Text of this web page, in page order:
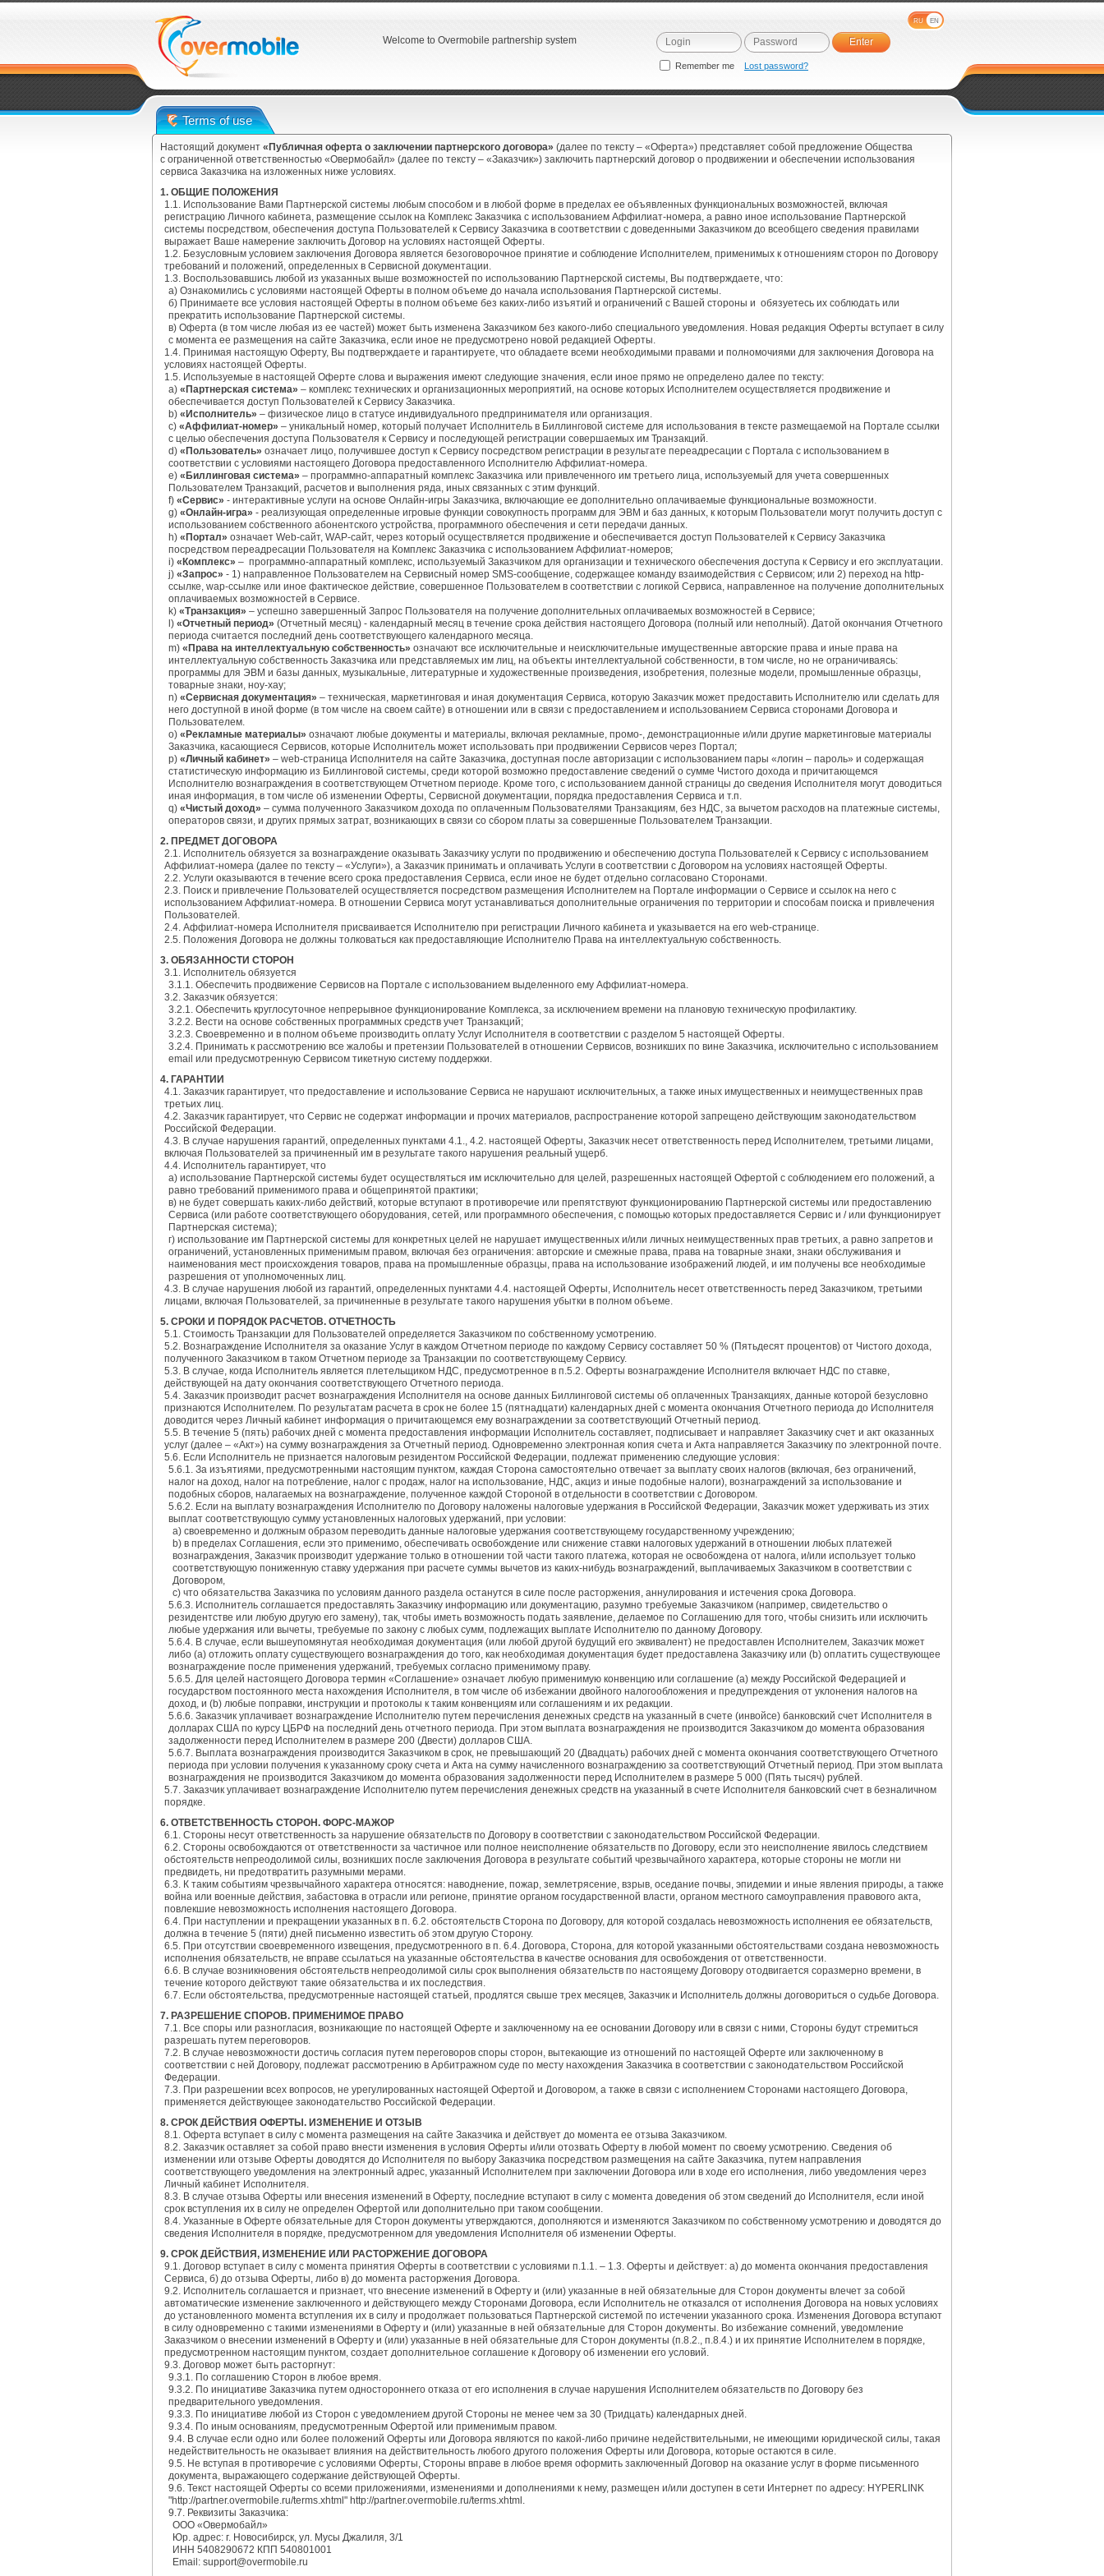
Welcome to Overmobile partnership system
Remember me Lost password?
RU EN
Terms of use
Настоящий документ «Публичная оферта о заключении партнерского договора» (далее по тексту – «Оферта») представляет собой предложение Общества
с ограниченной ответственностью «Овермобайл» (далее по тексту – «Заказчик») заключить партнерский договор о продвижении и обеспечении использования
сервиса Заказчика на изложенных ниже условиях.
1. ОБЩИЕ ПОЛОЖЕНИЯ
1.1. Использование Вами Партнерской системы любым способом и в любой форме в пределах ее объявленных функциональных возможностей, включая
регистрацию Личного кабинета, размещение ссылок на Комплекс Заказчика с использованием Аффилиат-номера, а равно иное использование Партнерской
системы посредством, обеспечения доступа Пользователей к Сервису Заказчика в соответствии с доведенными Заказчиком до всеобщего сведения правилами
выражает Ваше намерение заключить Договор на условиях настоящей Оферты.
1.2. Безусловным условием заключения Договора является безоговорочное принятие и соблюдение Исполнителем, применимых к отношениям сторон по Договору
требований и положений, определенных в Сервисной документации.
1.3. Воспользовавшись любой из указанных выше возможностей по использованию Партнерской системы, Вы подтверждаете, что:
а) Ознакомились с условиями настоящей Оферты в полном объеме до начала использования Партнерской системы.
б) Принимаете все условия настоящей Оферты в полном объеме без каких-либо изъятий и ограничений с Вашей стороны и обязуетесь их соблюдать или
прекратить использование Партнерской системы.
в) Оферта (в том числе любая из ее частей) может быть изменена Заказчиком без какого-либо специального уведомления. Новая редакция Оферты вступает в силу
с момента ее размещения на сайте Заказчика, если иное не предусмотрено новой редакцией Оферты.
1.4. Принимая настоящую Оферту, Вы подтверждаете и гарантируете, что обладаете всеми необходимыми правами и полномочиями для заключения Договора на
условиях настоящей Оферты.
1.5. Используемые в настоящей Оферте слова и выражения имеют следующие значения, если иное прямо не определено далее по тексту:
а) «Партнерская система» – комплекс технических и организационных мероприятий, на основе которых Исполнителем осуществляется продвижение и
обеспечивается доступ Пользователей к Сервису Заказчика.
b) «Исполнитель» – физическое лицо в статусе индивидуального предпринимателя или организация.
c) «Аффилиат-номер» – уникальный номер, который получает Исполнитель в Биллинговой системе для использования в тексте размещаемой на Портале ссылки
с целью обеспечения доступа Пользователя к Сервису и последующей регистрации совершаемых им Транзакций.
d) «Пользователь» означает лицо, получившее доступ к Сервису посредством регистрации в результате переадресации с Портала с использованием в
соответствии с условиями настоящего Договора предоставленного Исполнителю Аффилиат-номера.
e) «Биллинговая система» – программно-аппаратный комплекс Заказчика или привлеченного им третьего лица, используемый для учета совершенных
Пользователем Транзакций, расчетов и выполнения ряда, иных связанных с этим функций.
f) «Сервис» - интерактивные услуги на основе Онлайн-игры Заказчика, включающие ее дополнительно оплачиваемые функциональные возможности.
g) «Онлайн-игра» - реализующая определенные игровые функции совокупность программ для ЭВМ и баз данных, к которым Пользователи могут получить доступ с
использованием собственного абонентского устройства, программного обеспечения и сети передачи данных.
h) «Портал» означает Web-сайт, WAP-сайт, через который осуществляется продвижение и обеспечивается доступ Пользователей к Сервису Заказчика
посредством переадресации Пользователя на Комплекс Заказчика с использованием Аффилиат-номеров;
i) «Комплекс» – программно-аппаратный комплекс, используемый Заказчиком для организации и технического обеспечения доступа к Сервису и его эксплуатации.
j) «Запрос» - 1) направленное Пользователем на Сервисный номер SMS-сообщение, содержащее команду взаимодействия с Сервисом; или 2) переход на http-
ссылке, wap-ссылке или иное фактическое действие, совершенное Пользователем в соответствии с логикой Сервиса, направленное на получение дополнительных
оплачиваемых возможностей в Сервисе.
k) «Транзакция» – успешно завершенный Запрос Пользователя на получение дополнительных оплачиваемых возможностей в Сервисе;
l) «Отчетный период» (Отчетный месяц) - календарный месяц в течение срока действия настоящего Договора (полный или неполный). Датой окончания Отчетного
периода считается последний день соответствующего календарного месяца.
m) «Права на интеллектуальную собственность» означают все исключительные и неисключительные имущественные авторские права и иные права на
интеллектуальную собственность Заказчика или представляемых им лиц, на объекты интеллектуальной собственности, в том числе, но не ограничиваясь:
программы для ЭВМ и базы данных, музыкальные, литературные и художественные произведения, изобретения, полезные модели, промышленные образцы,
товарные знаки, ноу-хау;
n) «Сервисная документация» – техническая, маркетинговая и иная документация Сервиса, которую Заказчик может предоставить Исполнителю или сделать для
него доступной в иной форме (в том числе на своем сайте) в отношении или в связи с предоставлением и использованием Сервиса сторонами Договора и
Пользователем.
o) «Рекламные материалы» означают любые документы и материалы, включая рекламные, промо-, демонстрационные и/или другие маркетинговые материалы
Заказчика, касающиеся Сервисов, которые Исполнитель может использовать при продвижении Сервисов через Портал;
p) «Личный кабинет» – web-страница Исполнителя на сайте Заказчика, доступная после авторизации с использованием пары «логин – пароль» и содержащая
статистическую информацию из Биллинговой системы, среди которой возможно предоставление сведений о сумме Чистого дохода и причитающемся
Исполнителю вознаграждения в соответствующем Отчетном периоде. Кроме того, с использованием данной страницы до сведения Исполнителя могут доводиться
иная информация, в том числе об изменении Оферты, Сервисной документации, порядка предоставления Сервиса и т.п.
q) «Чистый доход» – сумма полученного Заказчиком дохода по оплаченным Пользователями Транзакциям, без НДС, за вычетом расходов на платежные системы,
операторов связи, и других прямых затрат, возникающих в связи со сбором платы за совершенные Пользователем Транзакции.
2. ПРЕДМЕТ ДОГОВОРА
2.1. Исполнитель обязуется за вознаграждение оказывать Заказчику услуги по продвижению и обеспечению доступа Пользователей к Сервису с использованием
Аффилиат-номера (далее по тексту – «Услуги»), а Заказчик принимать и оплачивать Услуги в соответствии с Договором на условиях настоящей Оферты.
2.2. Услуги оказываются в течение всего срока предоставления Сервиса, если иное не будет отдельно согласовано Сторонами.
2.3. Поиск и привлечение Пользователей осуществляется посредством размещения Исполнителем на Портале информации о Сервисе и ссылок на него с
использованием Аффилиат-номера. В отношении Сервиса могут устанавливаться дополнительные ограничения по территории и способам поиска и привлечения
Пользователей.
2.4. Аффилиат-номера Исполнителя присваивается Исполнителю при регистрации Личного кабинета и указывается на его web-странице.
2.5. Положения Договора не должны толковаться как предоставляющие Исполнителю Права на интеллектуальную собственность.
3. ОБЯЗАННОСТИ СТОРОН
3.1. Исполнитель обязуется
3.1.1. Обеспечить продвижение Сервисов на Портале с использованием выделенного ему Аффилиат-номера.
3.2. Заказчик обязуется:
3.2.1. Обеспечить круглосуточное непрерывное функционирование Комплекса, за исключением времени на плановую техническую профилактику.
3.2.2. Вести на основе собственных программных средств учет Транзакций;
3.2.3. Своевременно и в полном объеме производить оплату Услуг Исполнителя в соответствии с разделом 5 настоящей Оферты.
3.2.4. Принимать к рассмотрению все жалобы и претензии Пользователей в отношении Сервисов, возникших по вине Заказчика, исключительно с использованием
email или предусмотренную Сервисом тикетную систему поддержки.
4. ГАРАНТИИ
4.1. Заказчик гарантирует, что предоставление и использование Сервиса не нарушают исключительных, а также иных имущественных и неимущественных прав
третьих лиц.
4.2. Заказчик гарантирует, что Сервис не содержат информации и прочих материалов, распространение которой запрещено действующим законодательством
Российской Федерации.
4.3. В случае нарушения гарантий, определенных пунктами 4.1., 4.2. настоящей Оферты, Заказчик несет ответственность перед Исполнителем, третьими лицами,
включая Пользователей за причиненный им в результате такого нарушения реальный ущерб.
4.4. Исполнитель гарантирует, что
a) использование Партнерской системы будет осуществляться им исключительно для целей, разрешенных настоящей Офертой с соблюдением его положений, а
равно требований применимого права и общепринятой практики;
в) не будет совершать каких-либо действий, которые вступают в противоречие или препятствуют функционированию Партнерской системы или предоставлению
Сервиса (или работе соответствующего оборудования, сетей, или программного обеспечения, с помощью которых предоставляется Сервис и / или функционирует
Партнерская система);
г) использование им Партнерской системы для конкретных целей не нарушает имущественных и/или личных неимущественных прав третьих, а равно запретов и
ограничений, установленных применимым правом, включая без ограничения: авторские и смежные права, права на товарные знаки, знаки обслуживания и
наименования мест происхождения товаров, права на промышленные образцы, права на использование изображений людей, и им получены все необходимые
разрешения от уполномоченных лиц.
4.3. В случае нарушения любой из гарантий, определенных пунктами 4.4. настоящей Оферты, Исполнитель несет ответственность перед Заказчиком, третьими
лицами, включая Пользователей, за причиненные в результате такого нарушения убытки в полном объеме.
5. СРОКИ И ПОРЯДОК РАСЧЕТОВ. ОТЧЕТНОСТЬ
5.1. Стоимость Транзакции для Пользователей определяется Заказчиком по собственному усмотрению.
5.2. Вознаграждение Исполнителя за оказание Услуг в каждом Отчетном периоде по каждому Сервису составляет 50 % (Пятьдесят процентов) от Чистого дохода,
полученного Заказчиком в таком Отчетном периоде за Транзакции по соответствующему Сервису.
5.3. В случае, когда Исполнитель является плетельщиком НДС, предусмотренное в п.5.2. Оферты вознаграждение Исполнителя включает НДС по ставке,
действующей на дату окончания соответствующего Отчетного периода.
5.4. Заказчик производит расчет вознаграждения Исполнителя на основе данных Биллинговой системы об оплаченных Транзакциях, данные которой безусловно
признаются Исполнителем. По результатам расчета в срок не более 15 (пятнадцати) календарных дней с момента окончания Отчетного периода до Исполнителя
доводится через Личный кабинет информация о причитающемся ему вознаграждении за соответствующий Отчетный период.
5.5. В течение 5 (пять) рабочих дней с момента предоставления информации Исполнитель составляет, подписывает и направляет Заказчику счет и акт оказанных
услуг (далее – «Акт») на сумму вознаграждения за Отчетный период. Одновременно электронная копия счета и Акта направляется Заказчику по электронной почте.
5.6. Если Исполнитель не признается налоговым резидентом Российской Федерации, подлежат применению следующие условия:
5.6.1. За изъятиями, предусмотренными настоящим пунктом, каждая Сторона самостоятельно отвечает за выплату своих налогов (включая, без ограничений,
налог на доход, налог на потребление, налог с продаж, налог на использование, НДС, акциз и иные подобные налоги), вознаграждений за использование и
подобных сборов, налагаемых на вознаграждение, полученное каждой Стороной в отдельности в соответствии с Договором.
5.6.2. Если на выплату вознаграждения Исполнителю по Договору наложены налоговые удержания в Российской Федерации, Заказчик может удерживать из этих
выплат соответствующую сумму установленных налоговых удержаний, при условии:
а) своевременно и должным образом переводить данные налоговые удержания соответствующему государственному учреждению;
b) в пределах Соглашения, если это применимо, обеспечивать освобождение или снижение ставки налоговых удержаний в отношении любых платежей
вознаграждения, Заказчик производит удержание только в отношении той части такого платежа, которая не освобождена от налога, и/или использует только
соответствующую пониженную ставку удержания при расчете суммы вычетов из каких-нибудь вознаграждений, выплачиваемых Заказчиком в соответствии с
Договором,
c) что обязательства Заказчика по условиям данного раздела останутся в силе после расторжения, аннулирования и истечения срока Договора.
5.6.3. Исполнитель соглашается предоставлять Заказчику информацию или документацию, разумно требуемые Заказчиком (например, свидетельство о
резидентстве или любую другую его замену), так, чтобы иметь возможность подать заявление, делаемое по Соглашению для того, чтобы снизить или исключить
любые удержания или вычеты, требуемые по закону с любых сумм, подлежащих выплате Исполнителю по данному Договору.
5.6.4. В случае, если вышеупомянутая необходимая документация (или любой другой будущий его эквивалент) не предоставлен Исполнителем, Заказчик может
либо (а) отложить оплату существующего вознаграждения до того, как необходимая документация будет предоставлена Заказчику или (b) оплатить существующее
вознаграждение после применения удержаний, требуемых согласно применимому праву.
5.6.5. Для целей настоящего Договора термин «Соглашение» означает любую применимую конвенцию или соглашение (a) между Российской Федерацией и
государством постоянного места нахождения Исполнителя, в том числе об избежании двойного налогообложения и предупреждения от уклонения налогов на
доход, и (b) любые поправки, инструкции и протоколы к таким конвенциям или соглашениям и их редакции.
5.6.6. Заказчик уплачивает вознаграждение Исполнителю путем перечисления денежных средств на указанный в счете (инвойсе) банковский счет Исполнителя в
долларах США по курсу ЦБРФ на последний день отчетного периода. При этом выплата вознаграждения не производится Заказчиком до момента образования
задолженности перед Исполнителем в размере 200 (Двести) долларов США.
5.6.7. Выплата вознаграждения производится Заказчиком в срок, не превышающий 20 (Двадцать) рабочих дней с момента окончания соответствующего Отчетного
периода при условии получения к указанному сроку счета и Акта на сумму начисленного вознаграждению за соответствующий Отчетный период. При этом выплата
вознаграждения не производится Заказчиком до момента образования задолженности перед Исполнителем в размере 5 000 (Пять тысяч) рублей.
5.7. Заказчик уплачивает вознаграждение Исполнителю путем перечисления денежных средств на указанный в счете Исполнителя банковский счет в безналичном
порядке.
6. ОТВЕТСТВЕННОСТЬ СТОРОН. ФОРС-МАЖОР
6.1. Стороны несут ответственность за нарушение обязательств по Договору в соответствии с законодательством Российской Федерации.
6.2. Стороны освобождаются от ответственности за частичное или полное неисполнение обязательств по Договору, если это неисполнение явилось следствием
обстоятельств непреодолимой силы, возникших после заключения Договора в результате событий чрезвычайного характера, которые стороны не могли ни
предвидеть, ни предотвратить разумными мерами.
6.3. К таким событиям чрезвычайного характера относятся: наводнение, пожар, землетрясение, взрыв, оседание почвы, эпидемии и иные явления природы, а также
война или военные действия, забастовка в отрасли или регионе, принятие органом государственной власти, органом местного самоуправления правового акта,
повлекшие невозможность исполнения настоящего Договора.
6.4. При наступлении и прекращении указанных в п. 6.2. обстоятельств Сторона по Договору, для которой создалась невозможность исполнения ее обязательств,
должна в течение 5 (пяти) дней письменно известить об этом другую Сторону.
6.5. При отсутствии своевременного извещения, предусмотренного в п. 6.4. Договора, Сторона, для которой указанными обстоятельствами создана невозможность
исполнения обязательств, не вправе ссылаться на указанные обстоятельства в качестве основания для освобождения от ответственности.
6.6. В случае возникновения обстоятельств непреодолимой силы срок выполнения обязательств по настоящему Договору отодвигается соразмерно времени, в
течение которого действуют такие обязательства и их последствия.
6.7. Если обстоятельства, предусмотренные настоящей статьей, продлятся свыше трех месяцев, Заказчик и Исполнитель должны договориться о судьбе Договора.
7. РАЗРЕШЕНИЕ СПОРОВ. ПРИМЕНИМОЕ ПРАВО
7.1. Все споры или разногласия, возникающие по настоящей Оферте и заключенному на ее основании Договору или в связи с ними, Стороны будут стремиться
разрешать путем переговоров.
7.2. В случае невозможности достичь согласия путем переговоров споры сторон, вытекающие из отношений по настоящей Оферте или заключенному в
соответствии с ней Договору, подлежат рассмотрению в Арбитражном суде по месту нахождения Заказчика в соответствии с законодательством Российской
Федерации.
7.3. При разрешении всех вопросов, не урегулированных настоящей Офертой и Договором, а также в связи с исполнением Сторонами настоящего Договора,
применяется действующее законодательство Российской Федерации.
8. СРОК ДЕЙСТВИЯ ОФЕРТЫ. ИЗМЕНЕНИЕ И ОТЗЫВ
8.1. Оферта вступает в силу с момента размещения на сайте Заказчика и действует до момента ее отзыва Заказчиком.
8.2. Заказчик оставляет за собой право внести изменения в условия Оферты и/или отозвать Оферту в любой момент по своему усмотрению. Сведения об
изменении или отзыве Оферты доводятся до Исполнителя по выбору Заказчика посредством размещения на сайте Заказчика, путем направления
соответствующего уведомления на электронный адрес, указанный Исполнителем при заключении Договора или в ходе его исполнения, либо уведомления через
Личный кабинет Исполнителя.
8.3. В случае отзыва Оферты или внесения изменений в Оферту, последние вступают в силу с момента доведения об этом сведений до Исполнителя, если иной
срок вступления их в силу не определен Офертой или дополнительно при таком сообщении.
8.4. Указанные в Оферте обязательные для Сторон документы утверждаются, дополняются и изменяются Заказчиком по собственному усмотрению и доводятся до
сведения Исполнителя в порядке, предусмотренном для уведомления Исполнителя об изменении Оферты.
9. СРОК ДЕЙСТВИЯ, ИЗМЕНЕНИЕ ИЛИ РАСТОРЖЕНИЕ ДОГОВОРА
9.1. Договор вступает в силу с момента принятия Оферты в соответствии с условиями п.1.1. – 1.3. Оферты и действует: а) до момента окончания предоставления
Сервиса, б) до отзыва Оферты, либо в) до момента расторжения Договора.
9.2. Исполнитель соглашается и признает, что внесение изменений в Оферту и (или) указанные в ней обязательные для Сторон документы влечет за собой
автоматические изменение заключенного и действующего между Сторонами Договора, если Исполнитель не отказался от исполнения Договора на новых условиях
до установленного момента вступления их в силу и продолжает пользоваться Партнерской системой по истечении указанного срока. Изменения Договора вступают
в силу одновременно с такими изменениями в Оферту и (или) указанные в ней обязательные для Сторон документы. Во избежание сомнений, уведомление
Заказчиком о внесении изменений в Оферту и (или) указанные в ней обязательные для Сторон документы (п.8.2., п.8.4.) и их принятие Исполнителем в порядке,
предусмотренном настоящим пунктом, создает дополнительное соглашение к Договору об изменении его условий.
9.3. Договор может быть расторгнут:
9.3.1. По соглашению Сторон в любое время.
9.3.2. По инициативе Заказчика путем одностороннего отказа от его исполнения в случае нарушения Исполнителем обязательств по Договору без
предварительного уведомления.
9.3.3. По инициативе любой из Сторон с уведомлением другой Стороны не менее чем за 30 (Тридцать) календарных дней.
9.3.4. По иным основаниям, предусмотренным Офертой или применимым правом.
9.4. В случае если одно или более положений Оферты или Договора являются по какой-либо причине недействительными, не имеющими юридической силы, такая
недействительность не оказывает влияния на действительность любого другого положения Оферты или Договора, которые остаются в силе.
9.5. Не вступая в противоречие с условиями Оферты, Стороны вправе в любое время оформить заключенный Договор на оказание услуг в форме письменного
документа, выражающего содержание действующей Оферты.
9.6. Текст настоящей Оферты со всеми приложениями, изменениями и дополнениями к нему, размещен и/или доступен в сети Интернет по адресу: HYPERLINK
"http://partner.overmobile.ru/terms.xhtml" http://partner.overmobile.ru/terms.xhtml.
9.7. Реквизиты Заказчика:
ООО «Овермобайл»
Юр. адрес: г. Новосибирск, ул. Мусы Джалиля, 3/1
ИНН 5408290672 КПП 540801001
Email: support@overmobile.ru